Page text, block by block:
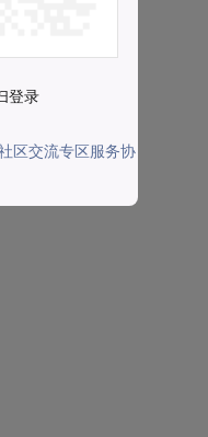
登录
区交流专区服务协